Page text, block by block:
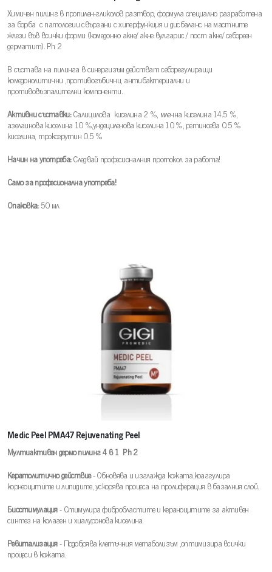
Химичен пилинг в пропилен-гликолов разтвор, формула специално разработена
за борба с патологии свързани с хиперфункция и дисбаланс на мастните
жлези във всички форми (комедонно акне/ акне вулгарис / пост акне/ себореен
дерматит). Ph 2
В състава на пилинга в синергизъм действат себорегулиращи
комедонолитични ,противогъбични, антибактериални и
противовъзпалителни компоненти.
Активни съставки:Салицилова киселина 2 %, млечна киселина 14.5 %,
азелаинова киселина 10 %,ундециленова киселина 10 %, ретиноева 0.5 %
киселина, троксерутин 0.5 %
Начин на употреба:Следвай професионалния протокол за работа!
Само за професионална употреба!
Опаковка:50 мл
Medic Peel PMA47 Rejuvenating Peel
Мултиактивен дермо пилинг 4 в 1 Ph 2
Кератолитично действие- Обновява и изглажда кожата,коаггулира
корнеоцитите и липидите, ускорява процеса на пролиферация в базалния слой.
Биостимулация- Стимулира фибробластите и кераноцитите за активен
синтез на колаген и хиалуронова киселина.
Ревитализация- Подобрява клетъчния метаболизъм ,оптимизира всички
процеси в кожата.